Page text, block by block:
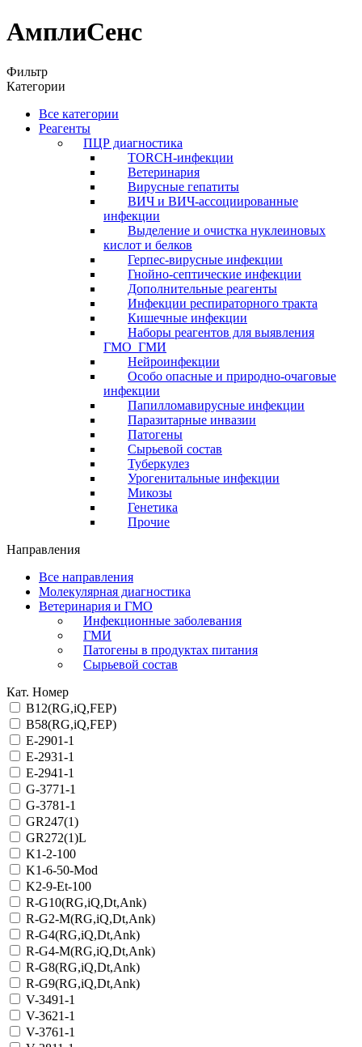
АмплиСенс
Фильтр
Категории
Все категории
Реагенты
ПЦР диагностика
TORCH-инфекции
Ветеринария
Вирусные гепатиты
ВИЧ и ВИЧ-ассоциированные
инфекции
Выделение и очистка нуклеиновых
кислот и белков
Герпес-вирусные инфекции
Гнойно-септические инфекции
Дополнительные реагенты
Инфекции респираторного тракта
Кишечные инфекции
Наборы реагентов для выявления
ГМО_ГМИ
Нейроинфекции
Особо опасные и природно-очаговые
инфекции
Папилломавирусные инфекции
Паразитарные инвазии
Патогены
Сырьевой состав
Туберкулез
Урогенитальные инфекции
Микозы
Генетика
Прочие
Направления
Все направления
Молекулярная диагностика
Ветеринария и ГМО
Инфекционные заболевания
ГМИ
Патогены в продуктах питания
Сырьевой состав
Кат. Номер
B12(RG,iQ,FEP)
B58(RG,iQ,FEP)
E-2901-1
E-2931-1
E-2941-1
G-3771-1
G-3781-1
GR247(1)
GR272(1)L
K1-2-100
K1-6-50-Mod
K2-9-Et-100
R-G10(RG,iQ,Dt,Ank)
R-G2-M(RG,iQ,Dt,Ank)
R-G4(RG,iQ,Dt,Ank)
R-G4-M(RG,iQ,Dt,Ank)
R-G8(RG,iQ,Dt,Ank)
R-G9(RG,iQ,Dt,Ank)
V-3491-1
V-3621-1
V-3761-1